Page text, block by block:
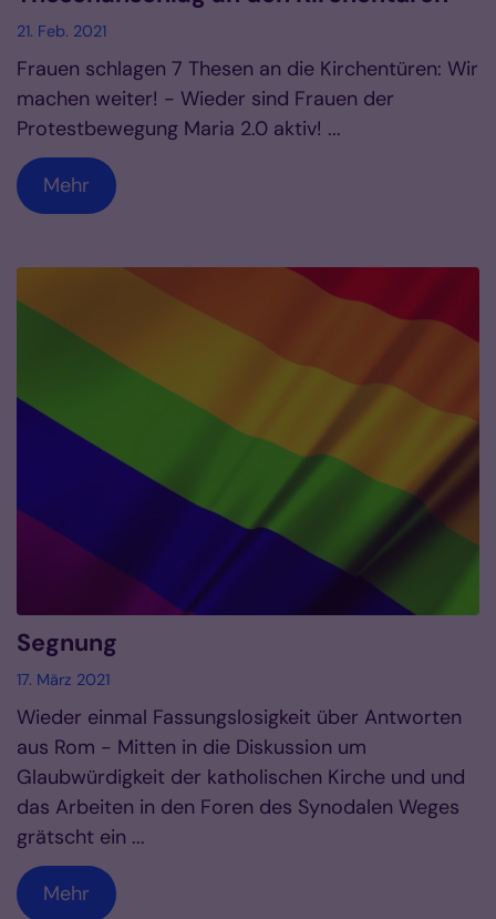
21. Feb. 2021
Frauen schlagen 7 Thesen an die Kirchentüren: Wir
machen weiter! - Wieder sind Frauen der
Protestbewegung Maria 2.0 aktiv! ...
Mehr
Segnung
17. März 2021
Wieder einmal Fassungslosigkeit über Antworten
aus Rom - Mitten in die Diskussion um
Glaubwürdigkeit der katholischen Kirche und und
das Arbeiten in den Foren des Synodalen Weges
grätscht ein ...
Mehr